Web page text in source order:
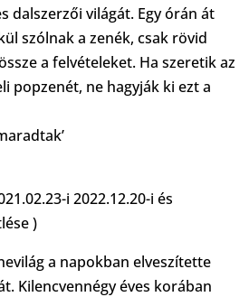
dalszerzői világát. Egy órán át
szólnak a zenék, csak rövid
a felvételeket. Ha szeretik az
popzenét, ne hagyják ki ezt a
i 2022.12.20-i és
)
a napokban elveszítette
Kilencvennégy éves korában